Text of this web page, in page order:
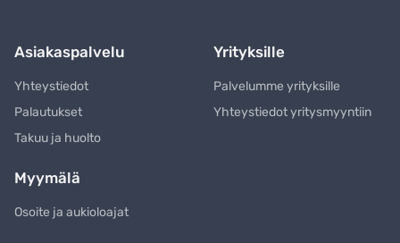
Asiakaspalvelu
Yhteystiedot
Palautukset
Takuu ja huolto
Yrityksille
Palvelumme yrityksille
Yhteystiedot yritysmyyntiin
Myymälä
Osoite ja aukioloajat